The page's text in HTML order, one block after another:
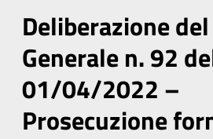
Deliberazione
Generale n. 92
01/04/2022 –
Prosecuzione